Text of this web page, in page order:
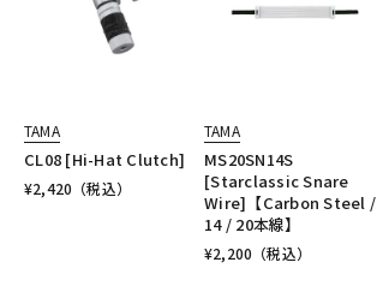
TAMA
CL08 [Hi-Hat Clutch]
¥2,420 （税込）
TAMA
MS20SN14S
[Starclassic Snare
Wire]【Carbon Steel /
14 / 20本線】
¥2,200 （税込）